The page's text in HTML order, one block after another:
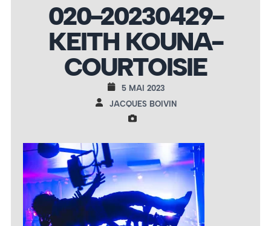
020-20230429-
KEITH KOUNA-
COURTOISIE
5 MAI 2023
JACQUES BOIVIN